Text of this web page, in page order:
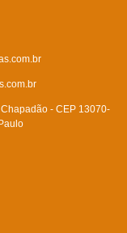
- CEP 13070-